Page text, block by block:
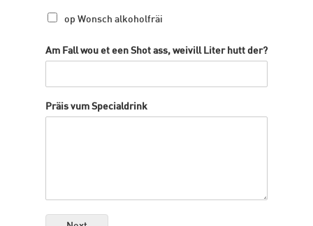
op Wonsch alkoholfräi
Am Fall wou et een Shot ass, weivill Liter hutt der?
Präis vum Specialdrink